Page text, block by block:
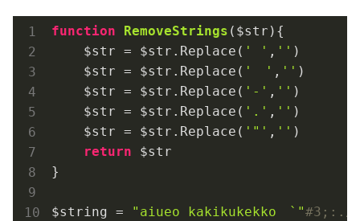
function RemoveStrings ($str) {
    $str = $str.Replace(
' ' , '' )
    $str = $str.Replace(
'　' , '' )
    $str = $str.Replace(
'-' , '' )
    $str = $str.Replace(
'.' , '' )
    $str = $str.Replace(
'"' , '' )
return $str
}
$string = "aiueo kakikukekko　`"#3;:./